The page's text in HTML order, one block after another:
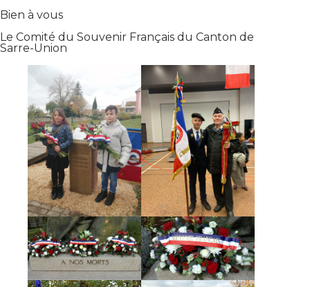
Bien à vous
Le Comité du Souvenir Français du Canton de
Sarre-Union